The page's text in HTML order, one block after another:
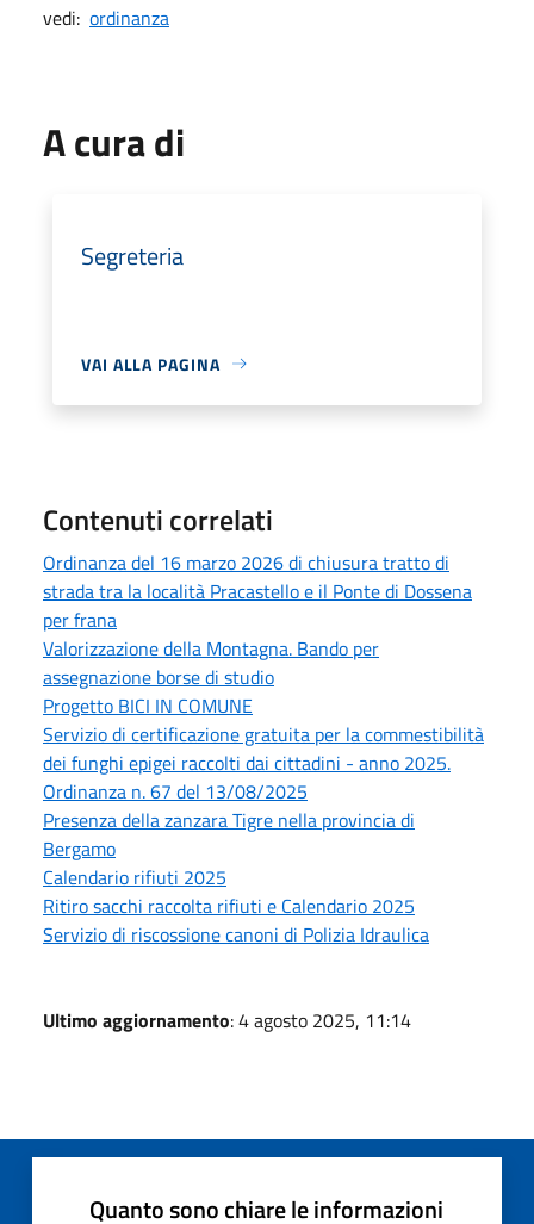
vedi: ordinanza
A cura di
Segreteria
VAI ALLA PAGINA
Contenuti correlati
Ordinanza del 16 marzo 2026 di chiusura tratto di
strada tra la località Pracastello e il Ponte di Dossena
per frana
Valorizzazione della Montagna. Bando per
assegnazione borse di studio
Progetto BICI IN COMUNE
Servizio di certificazione gratuita per la commestibilità
dei funghi epigei raccolti dai cittadini - anno 2025.
Ordinanza n. 67 del 13/08/2025
Presenza della zanzara Tigre nella provincia di
Bergamo
Calendario rifiuti 2025
Ritiro sacchi raccolta rifiuti e Calendario 2025
Servizio di riscossione canoni di Polizia Idraulica
Ultimo aggiornamento: 4 agosto 2025, 11:14
Quanto sono chiare le informazioni